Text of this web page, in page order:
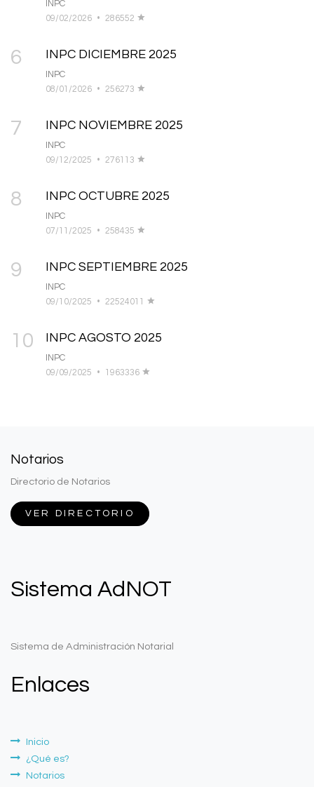
INPC
09/02/2026
• 286552
6 INPC DICIEMBRE 2025
INPC
08/01/2026
• 256273
7 INPC NOVIEMBRE 2025
INPC
09/12/2025
• 276113
8 INPC OCTUBRE 2025
INPC
07/11/2025
• 258435
9 INPC SEPTIEMBRE 2025
INPC
09/10/2025
• 22524011
10 INPC AGOSTO 2025
INPC
09/09/2025
• 1963336
Notarios
Directorio de Notarios
VER DIRECTORIO
Sistema AdNOT
Sistema de Administración Notarial
Enlaces
Inicio
¿Qué es?
Notarios